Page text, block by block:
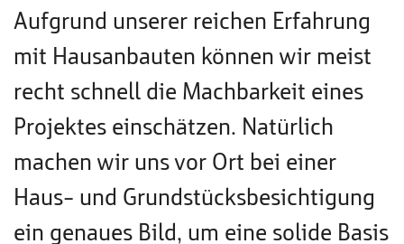
Aufgrund unserer reichen Erfahrung
mit Hausanbauten können wir meist
recht schnell die Machbarkeit eines
Projektes einschätzen. Natürlich
machen wir uns vor Ort bei einer
Haus- und Grundstücksbesichtigung
ein genaues Bild, um eine solide Basis